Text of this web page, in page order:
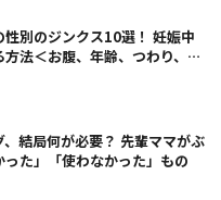
性別のジンクス10選！ 妊娠中
法＜お腹、年齢、つわり、胎
結局何が必要？ 先輩ママがぶ
た」「使わなかった」もの